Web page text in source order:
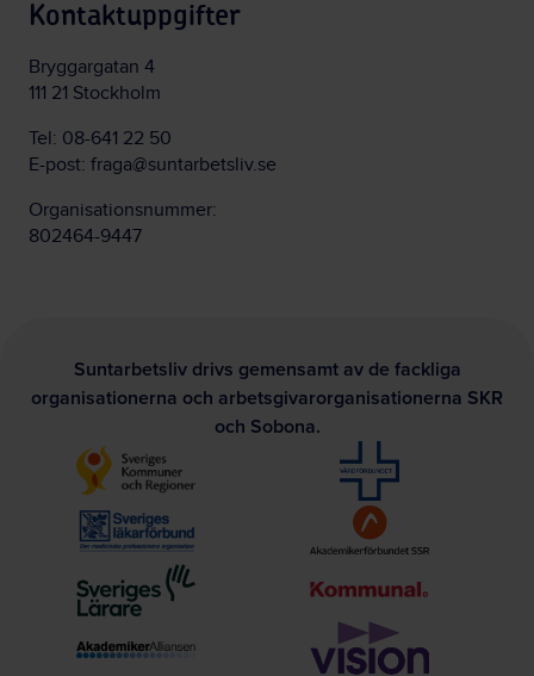
Kontaktuppgifter
Bryggargatan 4
111 21 Stockholm
Tel: 08-641 22 50
E-post: fraga@suntarbetsliv.se
Organisationsnummer:
802464-9447
Suntarbetsliv drivs gemensamt av de fackliga
organisationerna och arbetsgivarorganisationerna SKR
och Sobona.